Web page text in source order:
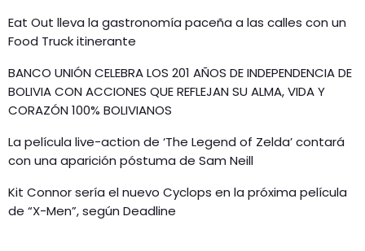
Eat Out lleva la gastronomía paceña a las calles con un
Food Truck itinerante
BANCO UNIÓN CELEBRA LOS 201 AÑOS DE INDEPENDENCIA DE
BOLIVIA CON ACCIONES QUE REFLEJAN SU ALMA, VIDA Y
CORAZÓN 100% BOLIVIANOS
La película live-action de ‘The Legend of Zelda’ contará
con una aparición póstuma de Sam Neill
Kit Connor sería el nuevo Cyclops en la próxima película
de “X-Men”, según Deadline